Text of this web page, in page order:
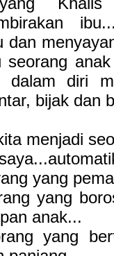
dan
seorang
dalam diri
bijak dan
menjadi
yang
yang
anak...
yang